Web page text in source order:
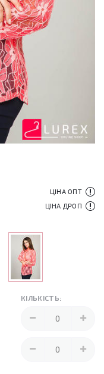
ЦІНА ОПТ
ЦІНА ДРОП
КІЛЬКІСТЬ: